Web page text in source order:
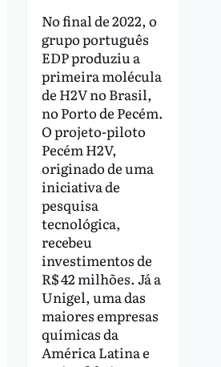
No final de 2022, o
grupo português
EDP produziu a
primeira molécula
de H2V no Brasil,
no Porto de Pecém.
O projeto-piloto
Pecém H2V,
originado de uma
iniciativa de
pesquisa
tecnológica,
recebeu
investimentos de
R$ 42 milhões. Já a
Unigel, uma das
maiores empresas
químicas da
América Latina e